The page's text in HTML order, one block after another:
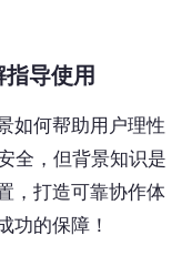
导使用
如何帮助用户理性
全，但背景知识是
，打造可靠协作体
功的保障！